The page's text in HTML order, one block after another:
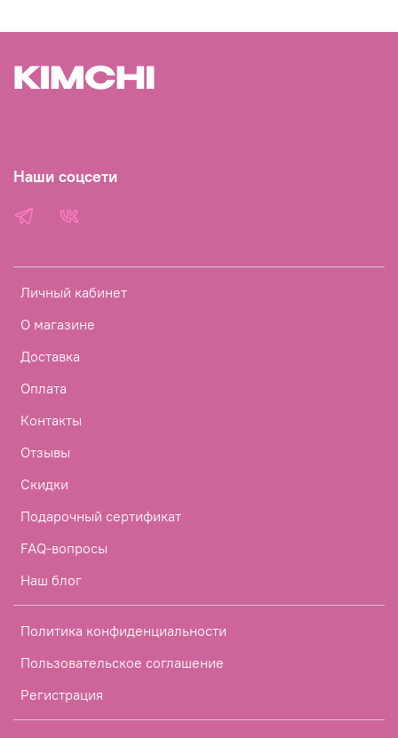
Личный кабинет
О магазине
Доставка
Оплата
Контакты
Отзывы
Скидки
Подарочный сертификат
FAQ-вопросы
Наш блог
Политика конфиденциальности
Пользовательское соглашение
Регистрация
Наши соцсети